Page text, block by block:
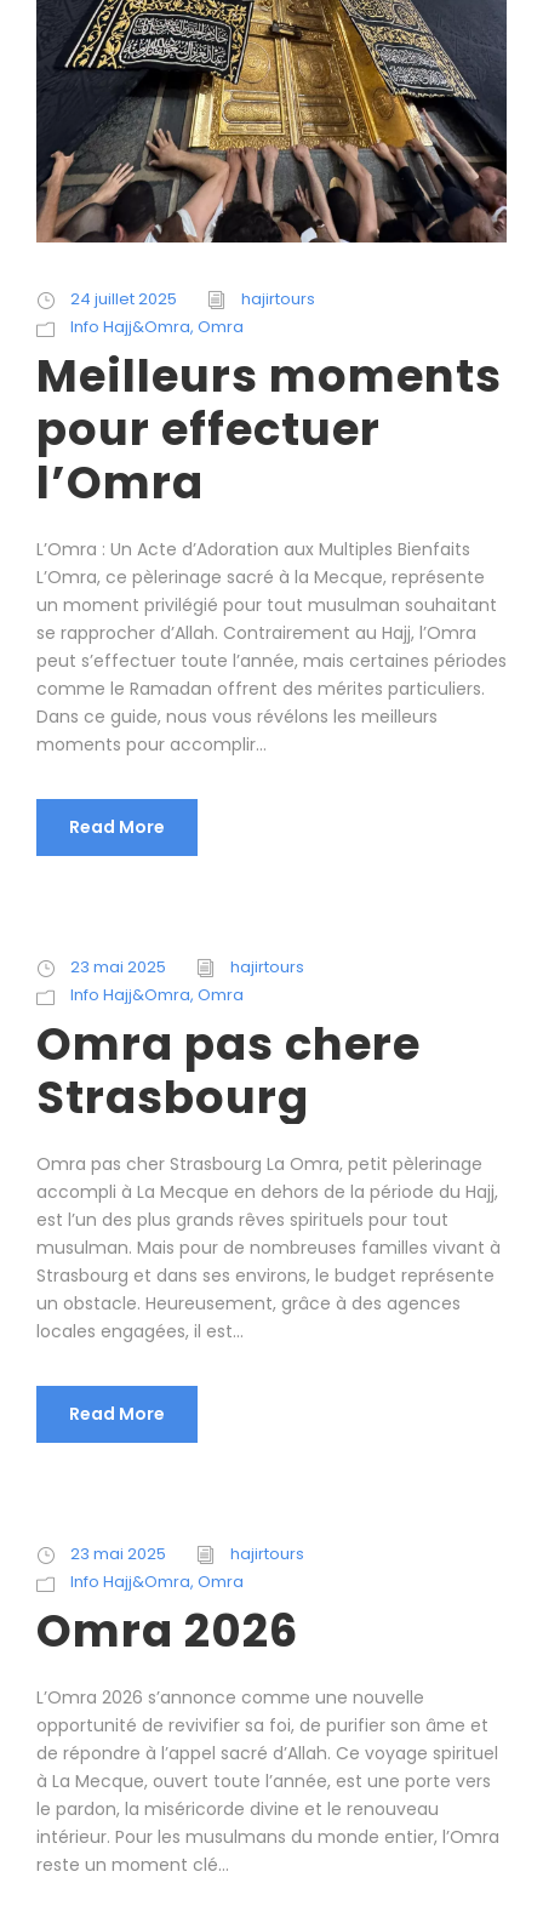
24 juillet 2025
hajirtours
Info Hajj&Omra, Omra
Meilleurs moments
pour effectuer
l’Omra
L’Omra : Un Acte d’Adoration aux Multiples Bienfaits
L’Omra, ce pèlerinage sacré à la Mecque, représente
un moment privilégié pour tout musulman souhaitant
se rapprocher d’Allah. Contrairement au Hajj, l’Omra
peut s’effectuer toute l’année, mais certaines périodes
comme le Ramadan offrent des mérites particuliers.
Dans ce guide, nous vous révélons les meilleurs
moments pour accomplir...
Read More
23 mai 2025
hajirtours
Info Hajj&Omra, Omra
Omra pas chere
Strasbourg
Omra pas cher Strasbourg La Omra, petit pèlerinage
accompli à La Mecque en dehors de la période du Hajj,
est l’un des plus grands rêves spirituels pour tout
musulman. Mais pour de nombreuses familles vivant à
Strasbourg et dans ses environs, le budget représente
un obstacle. Heureusement, grâce à des agences
locales engagées, il est...
Read More
23 mai 2025
hajirtours
Info Hajj&Omra, Omra
Omra 2026
L’Omra 2026 s’annonce comme une nouvelle
opportunité de revivifier sa foi, de purifier son âme et
de répondre à l’appel sacré d’Allah. Ce voyage spirituel
à La Mecque, ouvert toute l’année, est une porte vers
le pardon, la miséricorde divine et le renouveau
intérieur. Pour les musulmans du monde entier, l’Omra
reste un moment clé...